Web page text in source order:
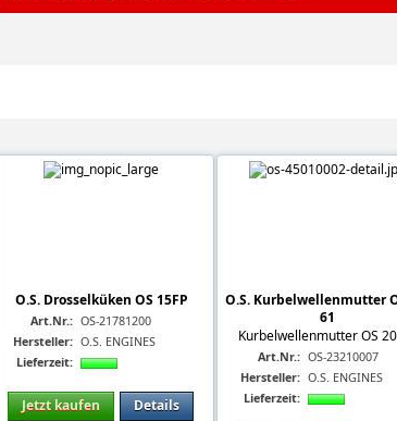
O.S. Drosselküken OS 15FP
Art.Nr.: OS-21781200
Hersteller: O.S. ENGINES
Lieferzeit:
Jetzt kaufen Details
O.S. Kurbelwellenmutter
61
Kurbelwellenmutter OS
Art.Nr.: OS-23210007
Hersteller: O.S. ENGINES
Lieferzeit: